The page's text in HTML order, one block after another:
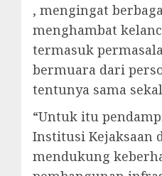
, mengingat
menghambat
termasuk
bermuara dari
tentunya sama
“Untuk itu
Institusi Kejaksaan
mendukung